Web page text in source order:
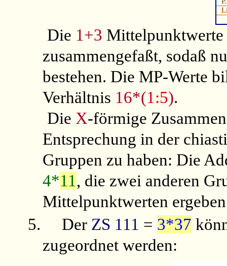
Die 1+3 Mittelpunktwerte
zusammengefaßt, sodaß
bestehen. Die MP-Werte
Verhältnis 16*(1:5).
Die X-förmige
Entsprechung in der
Gruppen zu haben: Die
4*11, die zwei anderen
Mittelpunktwerten
5.
Der ZS 111 = 3*37
zugeordnet werden: